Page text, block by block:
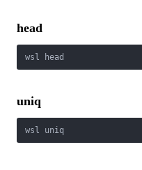
head
wsl head
uniq
wsl uniq